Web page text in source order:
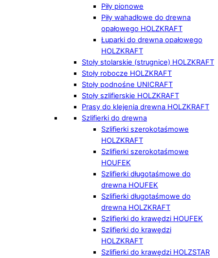
Piły pionowe
Piły wahadłowe do drewna
opałowego HOLZKRAFT
Łuparki do drewna opałowego
HOLZKRAFT
Stoły stolarskie (strugnice) HOLZKRAFT
Stoły robocze HOLZKRAFT
Stoły podnośne UNICRAFT
Stoły szlifierskie HOLZKRAFT
Prasy do klejenia drewna HOLZKRAFT
Szlifierki do drewna
Szlifierki szerokotaśmowe
HOLZKRAFT
Szlifierki szerokotaśmowe
HOUFEK
Szlifierki długotaśmowe do
drewna HOUFEK
Szlifierki długotaśmowe do
drewna HOLZKRAFT
Szlifierki do krawędzi HOUFEK
Szlifierki do krawędzi
HOLZKRAFT
Szlifierki do krawędzi HOLZSTAR